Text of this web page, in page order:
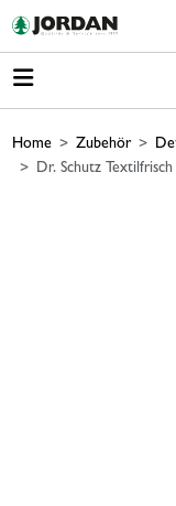
Home Zubehör
Dr. Schutz